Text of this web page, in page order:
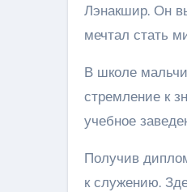
Лэнакшир. Он
мечтал стать
В школе
стремление к
учебное
Получив
к служению.